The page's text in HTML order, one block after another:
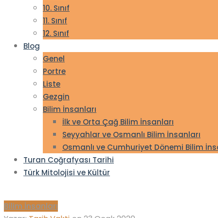
10. Sınıf
11. Sınıf
12. Sınıf
Blog
Genel
Portre
Liste
Gezgin
Bilim İnsanları
İlk ve Orta Çağ Bilim İnsanları
Seyyahlar ve Osmanlı Bilim İnsanları
Osmanlı ve Cumhuriyet Dönemi Bilim
Turan Coğrafyası Tarihi
Türk Mitolojisi ve Kültür
Bilim İnsanları